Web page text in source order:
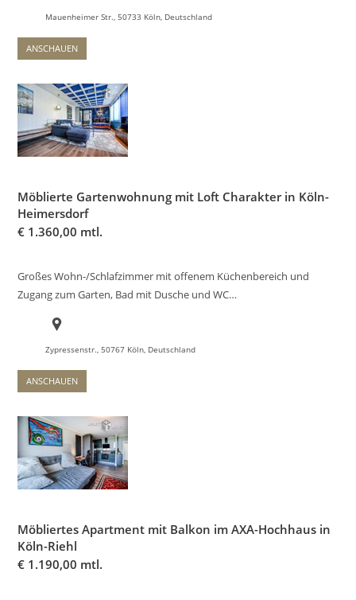
Mauenheimer Str., 50733 Köln, Deutschland
ANSCHAUEN
Möblierte Gartenwohnung mit Loft Charakter in Köln-
Heimersdorf
€ 1.360,00 mtl.
Großes Wohn-/Schlafzimmer mit offenem Küchenbereich und
Zugang zum Garten, Bad mit Dusche und WC…
Zypressenstr., 50767 Köln, Deutschland
ANSCHAUEN
Möbliertes Apartment mit Balkon im AXA-Hochhaus in
Köln-Riehl
€ 1.190,00 mtl.